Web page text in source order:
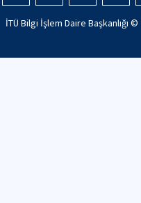
İTÜ Bilgi İşlem Daire Başkanlığı ©